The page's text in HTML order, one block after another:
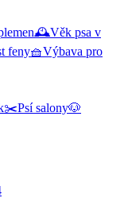
🕰️Věk psa v
feny🧺Výbava pro
✂️Psí salony🐶